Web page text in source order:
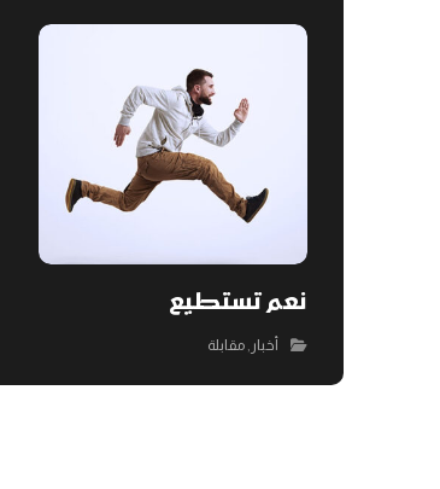
نعم تستطيع
أخبار , مقابلة